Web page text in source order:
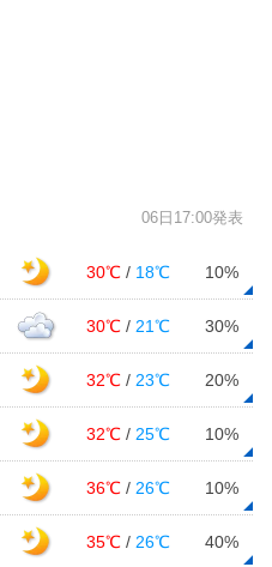
06日17:00発表
30℃ / 18℃ 10%
30℃ / 21℃ 30%
32℃ / 23℃ 20%
32℃ / 25℃ 10%
36℃ / 26℃ 10%
35℃ / 26℃ 40%